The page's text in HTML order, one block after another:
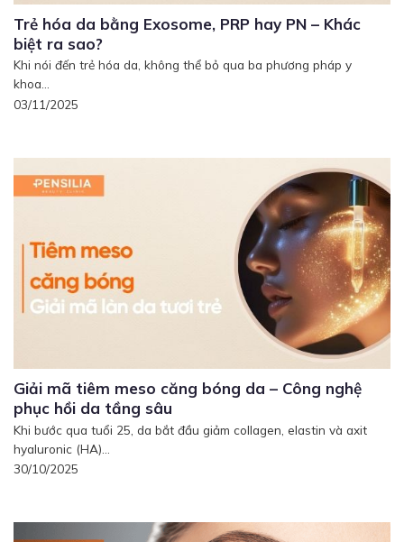
Trẻ hóa da bằng Exosome, PRP hay PN – Khác
biệt ra sao?
Khi nói đến trẻ hóa da, không thể bỏ qua ba phương pháp y
khoa...
03/11/2025
Giải mã tiêm meso căng bóng da – Công nghệ
phục hồi da tầng sâu
Khi bước qua tuổi 25, da bắt đầu giảm collagen, elastin và axit
hyaluronic (HA)...
30/10/2025